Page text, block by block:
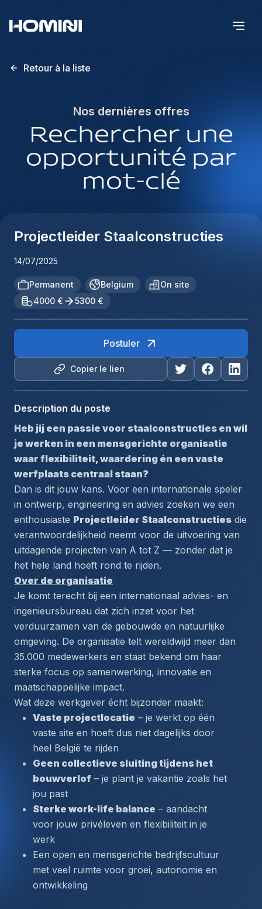
Retour à la liste
Nos dernières offres
Rechercher une
opportunité par
mot-clé
Projectleider Staalconstructies
14/07/2025
Permanent Belgium
On site
4000 €
5300 €
Copier le lien
Postuler
Description du poste
Heb jij een passie voor staalconstructies en wil
je werken in een mensgerichte organisatie
waar flexibiliteit, waardering én een vaste
werfplaats centraal staan?
Dan is dit jouw kans. Voor een internationale speler
in ontwerp, engineering en advies zoeken we een
enthousiaste Projectleider Staalconstructies die
verantwoordelijkheid neemt voor de uitvoering van
uitdagende projecten van A tot Z — zonder dat je
het hele land hoeft rond te rijden.
Over de organisatie
Je komt terecht bij een internationaal advies- en
ingenieursbureau dat zich inzet voor het
verduurzamen van de gebouwde en natuurlijke
omgeving. De organisatie telt wereldwijd meer dan
35.000 medewerkers en staat bekend om haar
sterke focus op samenwerking, innovatie en
maatschappelijke impact.
Wat deze werkgever écht bijzonder maakt:
Vaste projectlocatie – je werkt op één
vaste site en hoeft dus niet dagelijks door
heel België te rijden
Geen collectieve sluiting tijdens het
bouwverlof – je plant je vakantie zoals het
jou past
Sterke work-life balance – aandacht
voor jouw privéleven en flexibiliteit in je
werk
Een open en mensgerichte bedrijfscultuur
met veel ruimte voor groei, autonomie en
ontwikkeling